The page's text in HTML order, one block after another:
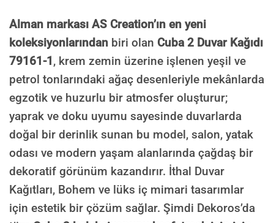
Alman markası AS Creation’ın en yeni
koleksiyonlarından biri olan Cuba 2 Duvar Kağıdı
79161-1, krem zemin üzerine işlenen yeşil ve
petrol tonlarındaki ağaç desenleriyle mekânlarda
egzotik ve huzurlu bir atmosfer oluşturur;
yaprak ve doku uyumu sayesinde duvarlarda
doğal bir derinlik sunan bu model, salon, yatak
odası ve modern yaşam alanlarında çağdaş bir
dekoratif görünüm kazandırır. İthal Duvar
Kağıtları, Bohem ve lüks iç mimari tasarımlar
için estetik bir çözüm sağlar. Şimdi Dekoros’da